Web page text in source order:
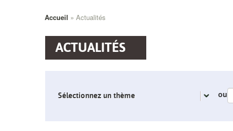
Fil
d'Ariane
Accueil Actualités
ACTUALITÉS
Sélectionnez un thème ou